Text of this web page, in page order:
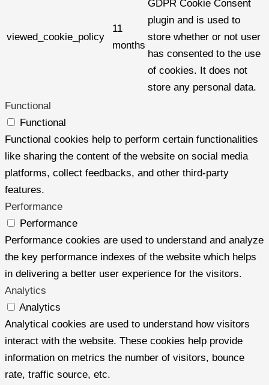
viewed_cookie_policy
11
months
GDPR Cookie Consent
plugin and is used to
store whether or not user
has consented to the use
of cookies. It does not
store any personal data.
Functional
Functional
Functional cookies help to perform certain functionalities
like sharing the content of the website on social media
platforms, collect feedbacks, and other third-party
features.
Performance
Performance
Performance cookies are used to understand and analyze
the key performance indexes of the website which helps
in delivering a better user experience for the visitors.
Analytics
Analytics
Analytical cookies are used to understand how visitors
interact with the website. These cookies help provide
information on metrics the number of visitors, bounce
rate, traffic source, etc.